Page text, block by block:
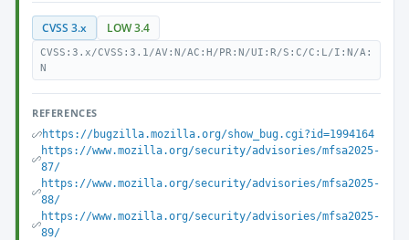
CVSS 3.x LOW 3.4
CVSS:3.x/CVSS:3.1/AV:N/AC:H/PR:N/UI:R/S:C/C:L/I:N/A:
N
REFERENCES
https://bugzilla.mozilla.org/show_bug.cgi?id=1994164
https://www.mozilla.org/security/advisories/mfsa2025-
87/
https://www.mozilla.org/security/advisories/mfsa2025-
88/
https://www.mozilla.org/security/advisories/mfsa2025-
89/